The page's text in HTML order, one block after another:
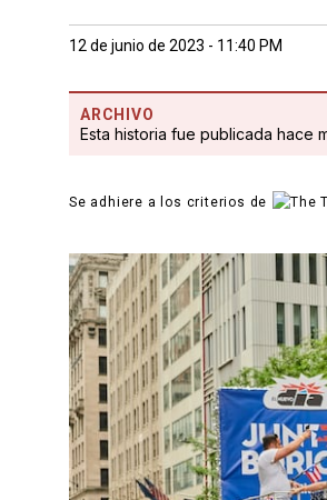
12 de junio de 2023 - 11:40 PM
ARCHIVO
Esta historia fue publicada hace
Se adhiere a los criterios de